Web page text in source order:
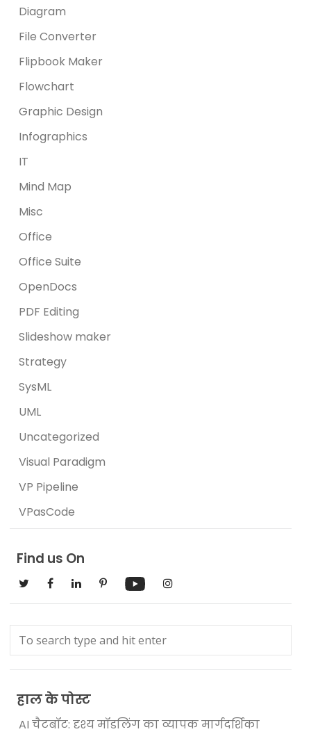
Diagram
File Converter
Flipbook Maker
Flowchart
Graphic Design
Infographics
IT
Mind Map
Misc
Office
Office Suite
OpenDocs
PDF Editing
Slideshow maker
Strategy
SysML
UML
Uncategorized
Visual Paradigm
VP Pipeline
VPasCode
Find us On
हाल के पोस्ट
AI चैटबॉट: दृश्य मॉडलिंग का व्यापक मार्गदर्शिका